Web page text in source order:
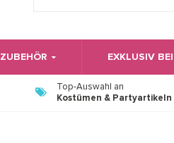
ZUBEHÖR EXKLUSIV
Top-Auswahl an
Kostümen & Partyartikeln